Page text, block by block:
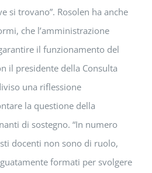
si trovano”. Rosolen ha anche
che l’amministrazione
il funzionamento del
il presidente della Consulta
una riflessione
la questione della
di sostegno. “In numero
docenti non sono di ruolo,
formati per svolgere